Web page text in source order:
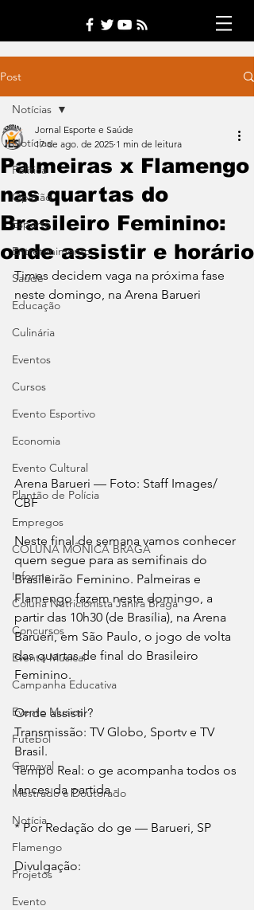
Post
Notícias
Política
Opinião
Esporte
Entretenimento
Saúde
Educação
Culinária
Eventos
Cursos
Evento Esportivo
Economia
Evento Cultural
Plantão de Polícia
Empregos
COLUNA MÔNICA BRAGA
Informe
Coluna Nutricionista Janira Braga
Concursos
Evento Musical
Campanha Educativa
Evento Musical
Futebol
Carnaval
Mestrado e Doutorado
Notícia
Flamengo
Projetos
Evento
Notícias
Palmeiras x Flamengo
nas quartas do
Brasileiro Feminino:
onde assistir e horário
Jornal Esporte e Saúde
17 de ago. de 2025 1 min de leitura
Times decidem vaga na próxima fase
neste domingo, na Arena Barueri
Arena Barueri — Foto: Staff Images/
CBF
Neste final de semana vamos conhecer
quem segue para as semifinais do
Brasileirão Feminino. Palmeiras e
Flamengo fazem neste domingo, a
partir das 10h30 (de Brasília), na Arena
Barueri, em São Paulo, o jogo de volta
das quartas de final do Brasileiro
Feminino.
Onde assistir?
Transmissão: TV Globo, Sportv e TV
Brasil.
Tempo Real: o ge acompanha todos os
lances da partida -
* Por Redação do ge — Barueri, SP
Divulgação: